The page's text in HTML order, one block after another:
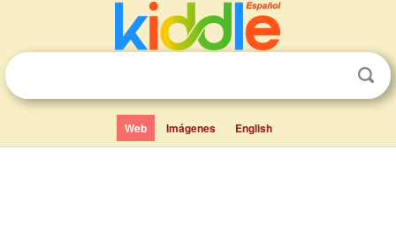
Web Imágenes English